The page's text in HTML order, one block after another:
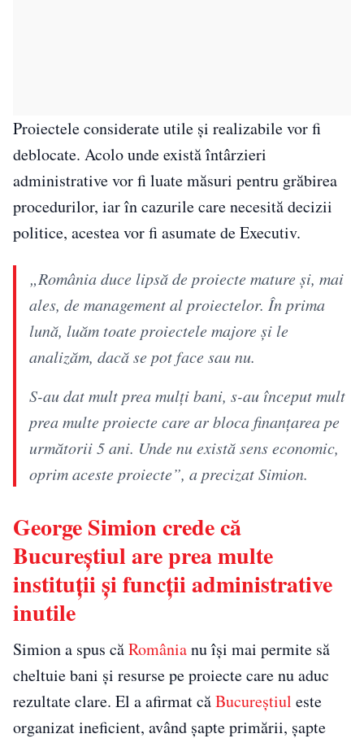
Proiectele considerate utile și realizabile vor fi
deblocate. Acolo unde există întârzieri
administrative vor fi luate măsuri pentru grăbirea
procedurilor, iar în cazurile care necesită decizii
politice, acestea vor fi asumate de Executiv.
„România duce lipsă de proiecte mature și, mai
ales, de management al proiectelor. În prima
lună, luăm toate proiectele majore și le
analizăm, dacă se pot face sau nu.
S-au dat mult prea mulți bani, s-au început mult
prea multe proiecte care ar bloca finanțarea pe
următorii 5 ani. Unde nu există sens economic,
oprim aceste proiecte”, a precizat Simion.
George Simion crede că
Bucureștiul are prea multe
instituții și funcții administrative
inutile
Simion a spus căRomânianu își mai permite să
cheltuie bani și resurse pe proiecte care nu aduc
rezultate clare. El a afirmat căBucureștiul este
organizat ineficient, având șapte primării, șapte